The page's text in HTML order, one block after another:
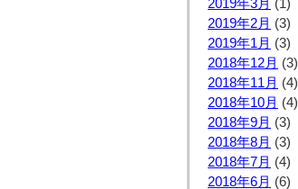
2019年3月 (1)
2019年2月 (3)
2019年1月 (3)
2018年12月 (3)
2018年11月 (4)
2018年10月 (4)
2018年9月 (3)
2018年8月 (3)
2018年7月 (4)
2018年6月 (6)